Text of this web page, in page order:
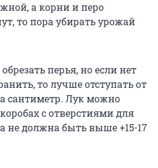
а корни и перо
то пора убирать урожай
перья, но если нет
то лучше отступать от
сантиметр. Лук можно
с отверстиями для
не должна быть выше +15-17